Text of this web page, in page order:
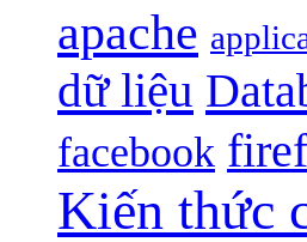
apache
dữ liệu
facebook
Kiến thức